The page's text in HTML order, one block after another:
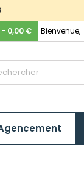
Bienvenue,
0,00 €